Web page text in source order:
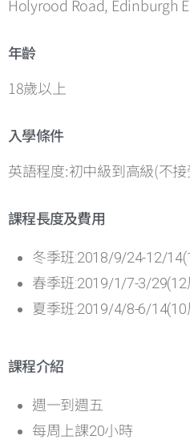
Holyrood Road, Edinburgh
年齡
18歲以上
入學條件
英語程度:初中級到高級(不
課程長度及費用
冬季班:2018/9/24-12/
春季班:2019/1/7-3/
夏季班:2019/4/8-6/
課程介紹
週一到週五
每周上課20小時